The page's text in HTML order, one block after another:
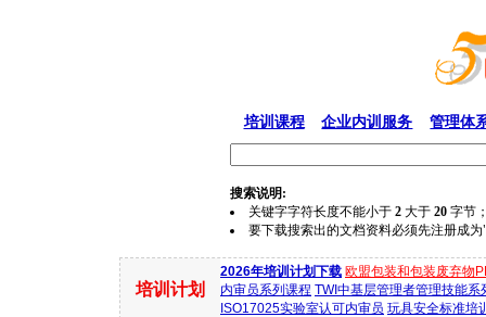
培训课程 企业内训服务 管理体
搜索说明:
关键字字符长度不能小于 2大于 20字节
要下载搜索出的文档资料必须先注册成
培训计划
2026年培训计划下载 欧盟包装和包装废弃物
内审员系列课程 TWI中基层管理者管理技能系
ISO17025实验室认可内审员 玩具安全标准培